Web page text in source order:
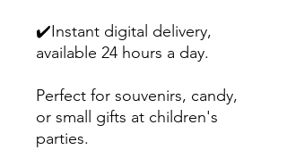
✔️Instant digital delivery,
available 24 hours a day.
Perfect for souvenirs, candy,
or small gifts at children's
parties.